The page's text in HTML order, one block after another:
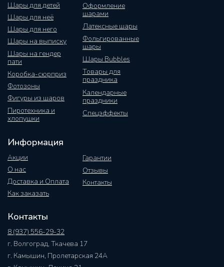
Шары для детей
Шары для неё
Шары на выписку
Шары на гендер
пати
Коробка-сюрприз
Фотозоны
Оформление
шарами
Фигуры из шаров
Латексные шары
Фольгированные
шары
Шары Bubbles
Шары для него
Товары для
праздника
Календарные
праздники
Пиротехника и
хлопушки
Спецэффекты
Информация
Акции
О нас
Как заказать
Гарантии
Отзывы
Контакты
Доставка и Оплата
Контакты
8 (937) 556-29-32
г. Волгоград, Ткачева 17
г. Камышин, Пролетарская 24А